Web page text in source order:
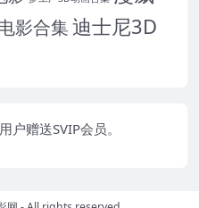
影合集迪士尼3D
户赠送SVIP会员。